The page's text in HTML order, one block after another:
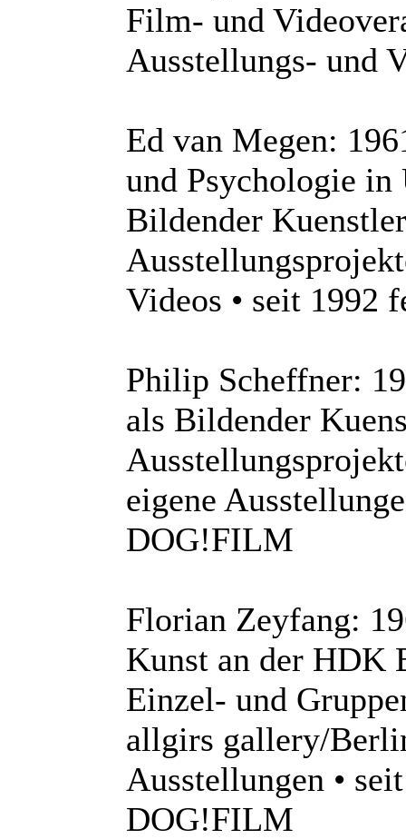
Film- und
Ausstellungs- und
Ed van Megen:
und Psychologie
Bildender
Videos • seit 1992
Philip Scheffner:
als Bildender
eigene
DOG!FILM
Florian Zeyfang:
Kunst an der HDK
Einzel- und
allgirs gallery/
Ausstellungen •
DOG!FILM